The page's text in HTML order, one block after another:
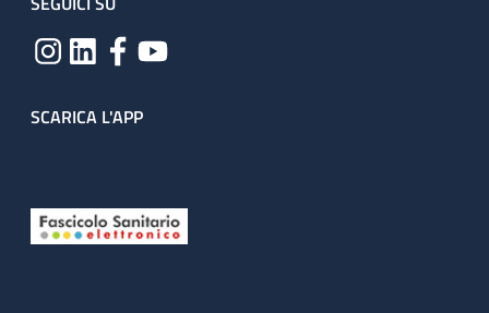
SCARICA L'APP